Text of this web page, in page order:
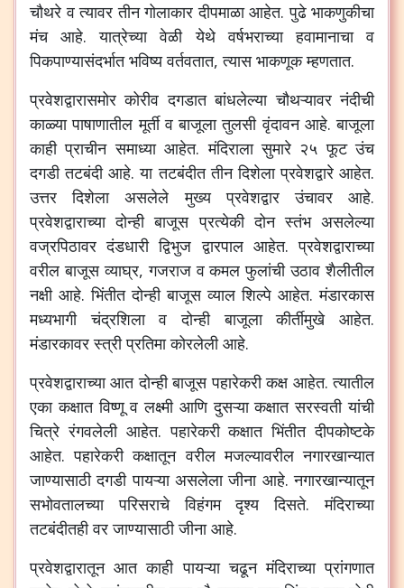
चौथरे व त्यावर तीन गोलाकार दीपमाळा आहेत.पुढे भाकणुकीचा
मंच आहे.यात्रेच्या वेळी येथे वर्षभराच्या हवामानाचा व
पिकपाण्यासंदर्भात भविष्य वर्तवतात,त्यास भाकणूक म्हणतात.
प्रवेशद्वारासमोर कोरीव दगडात बांधलेल्या चौथऱ्यावर नंदीची
काळ्या पाषाणातील मूर्ती व बाजूला तुलसी वृंदावन आहे.बाजूला
काही प्राचीन समाध्या आहेत.मंदिराला सुमारे २५ फूट उंच
दगडी तटबंदी आहे.या तटबंदीत तीन दिशेला प्रवेशद्वारे आहेत.
उत्तर
दिशेला असलेले मुख्य प्रवेशद्वार उंचावर आहे.
प्रवेशद्वाराच्या दोन्ही बाजूस प्रत्येकी दोन स्तंभ असलेल्या
वज्रपिठावर दंडधारी द्विभुज द्वारपाल आहेत.प्रवेशद्वाराच्या
वरील बाजूस व्याघ्र,गजराज व कमल फुलांची उठाव शैलीतील
नक्षी आहे.भिंतीत दोन्ही बाजूस व्याल शिल्पे आहेत.मंडारकास
मध्यभागी
चंद्रशिला व दोन्ही बाजूला कीर्तीमुखे आहेत.
मंडारकावर स्त्री प्रतिमा कोरलेली आहे.
प्रवेशद्वाराच्या आत दोन्ही बाजूस पहारेकरी कक्ष आहेत.त्यातील
एका कक्षात विष्णू व लक्ष्मी आणि दुसऱ्या कक्षात सरस्वती यांची
चित्रे रंगवलेली आहेत.पहारेकरी कक्षात भिंतीत दीपकोष्टके
आहेत.पहारेकरी कक्षातून वरील मजल्यावरील नगारखान्यात
जाण्यासाठी दगडी पायऱ्या असलेला जीना आहे.नगारखान्यातून
सभोवतालच्या
परिसराचे विहंगम दृश्य दिसते.मंदिराच्या
तटबंदीतही वर जाण्यासाठी जीना आहे.
प्रवेशद्वारातून आत काही पायऱ्या चढून मंदिराच्या प्रांगणात